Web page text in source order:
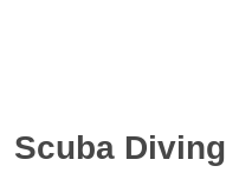
Scuba Diving